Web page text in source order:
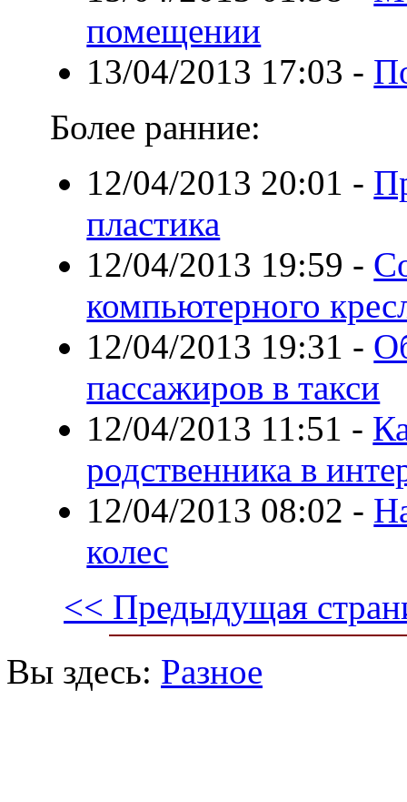
помещении
13/04/2013 17:03 -
Более ранние:
12/04/2013 20:01 -
пластика
12/04/2013 19:59 -
компьютерного
12/04/2013 19:31 -
пассажиров в такси
12/04/2013 11:51 -
родственника в
12/04/2013 08:02 -
колес
<< Предыдущая
Вы здесь: Разное